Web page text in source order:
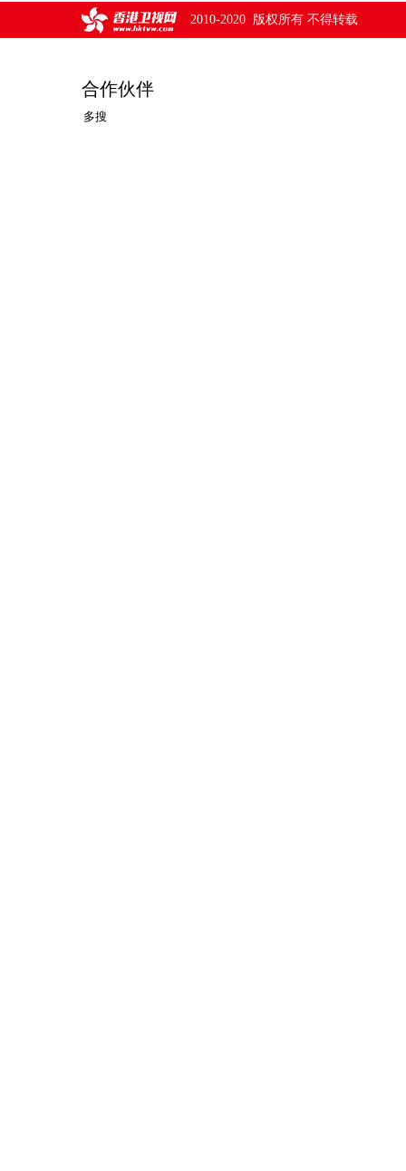
2010-2020 版权所有 不得转载
合作伙伴
多搜